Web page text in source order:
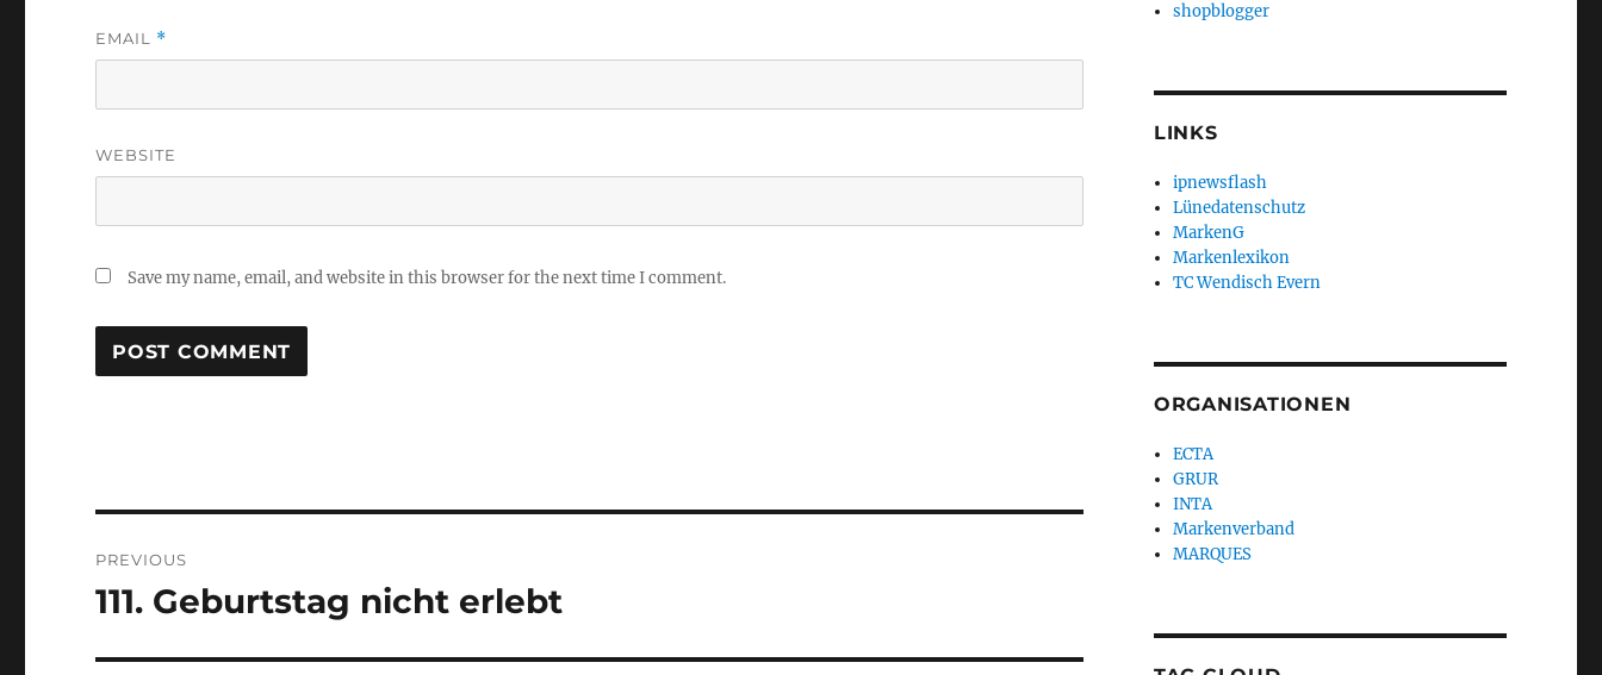
EMAIL *
WEBSITE
Save my name, email, and website in this browser for the next time I comment.
navigation
PREVIOUS
Previous
111. Geburtstag nicht erlebt
shopblogger
LINKS
ipnewsflash
Lünedatenschutz
MarkenG
Markenlexikon
TC Wendisch Evern
ORGANISATIONEN
ECTA
GRUR
INTA
Markenverband
MARQUES